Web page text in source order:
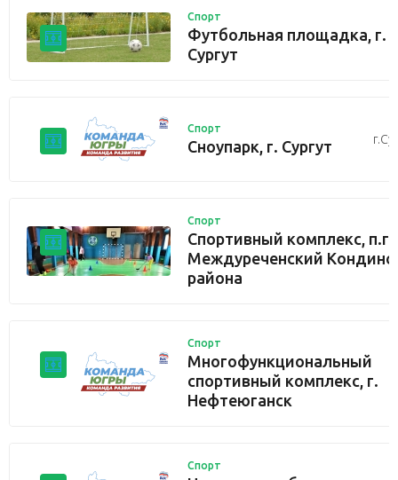
Спорт
Футбольная площадка, г.
Сургут
Спорт
Сноупарк, г. Сургут
Спорт
Спортивный комплекс,
Междуреченский
района
Спорт
Многофункциональный
спортивный комплекс, г.
Нефтеюганск
Спорт